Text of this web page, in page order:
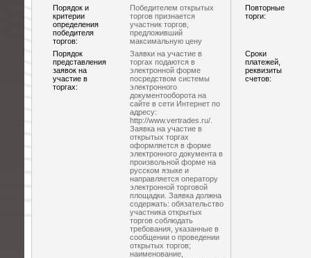
Порядок и
критерии
определения
победителя
торгов:
Победителем открытых
торгов признается
участник торгов,
предложивший
максимальную цену
Повторные
торги:
Порядок
представления
заявок на
участие в
торгах:
Заявки на участие в
торгах подаются в
электронной форме
посредством системы
электронного
документооборота на
сайте в сети Интернет по
адресу:
http://www.vertrades.ru/.
Заявка на участие в
открытых торгах
оформляется в форме
электронного документа в
произвольной форме на
русском языке и
направляется оператору
электронной торговой
площадки. Заявка должна
содержать: обязательство
участника открытых
торгов соблюдать
требования, указанные в
сообщении о проведении
открытых торгов;
наименование,
Сроки
платежей,
реквизиты
счетов: